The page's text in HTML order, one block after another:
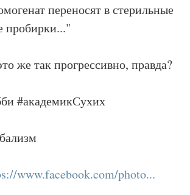
переносят в стерильные
же так прогрессивно, правда?
#академикСухих
www.facebook.com/photo...